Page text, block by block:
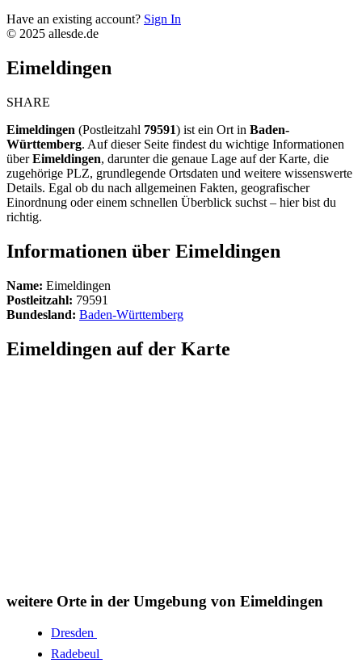
Have an existing account? Sign In
© 2025 allesde.de
Eimeldingen
SHARE
Eimeldingen (Postleitzahl 79591) ist ein Ort in Baden-
Württemberg. Auf dieser Seite findest du wichtige Informationen
überEimeldingen, darunter die genaue Lage auf der Karte, die
zugehörige PLZ, grundlegende Ortsdaten und weitere wissenswerte
Details. Egal ob du nach allgemeinen Fakten, geografischer
Einordnung oder einem schnellen Überblick suchst – hier bist du
richtig.
Informationen über Eimeldingen
Name: Eimeldingen
Postleitzahl: 79591
Bundesland: Baden-Württemberg
Eimeldingen auf der Karte
weitere Orte in der Umgebung von Eimeldingen
Dresden
Radebeul